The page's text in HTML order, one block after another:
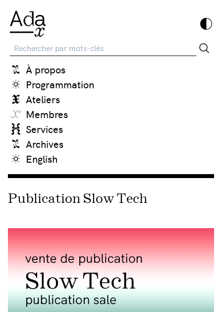
Recherche
À propos
Programmation
Ateliers
Membres
Services
Archives
English
Publication Slow Tech